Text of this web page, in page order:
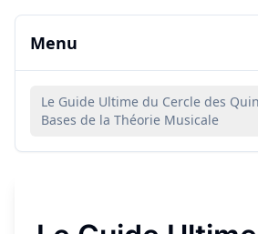
Menu
Le Guide Ultime du Cercle des
Bases de la Théorie Musicale